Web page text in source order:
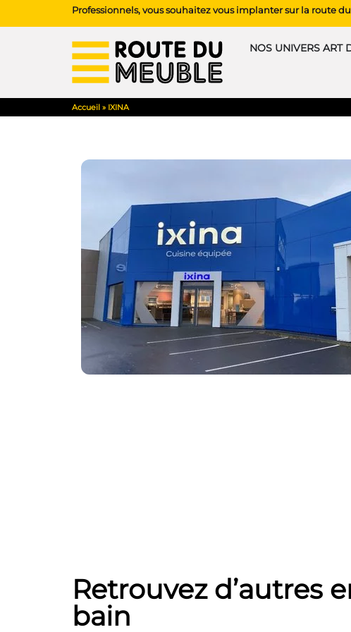
Professionnels, vous souhaitez vous implanter sur la route
NOS UNIVERS ART
Accueil » IXINA
Retrouvez d’autres
bain